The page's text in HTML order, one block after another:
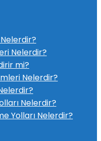
Nelerdir?
Nelerdir?
mi?
Nelerdir?
Nelerdir?
Yolları Nelerdir?